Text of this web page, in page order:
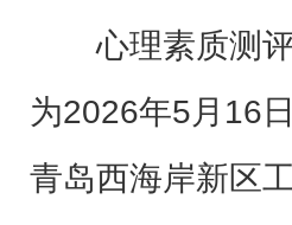
心理素质测评
为2026年5月16
青岛西海岸新区